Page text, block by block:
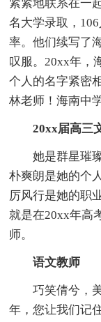
紧紧地联系在一
名大学录取，
率。他们续写了
叹服。20xx年，
个人的名字紧密
林老师！海南中
20xx届高三
她是群星璀
朴爽朗是她的个
厉风行是她的职
就是在20xx年高
师。
语文教师
巧笑倩兮，
年，您让我们记